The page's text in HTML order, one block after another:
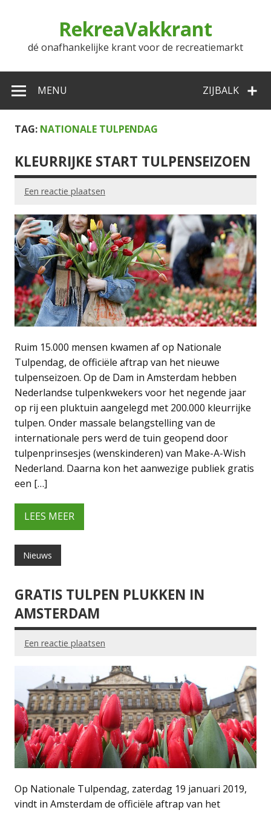
RekreaVakkrant
dé onafhankelijke krant voor de recreatiemarkt
ZIJBALK
MENU
TAG: NATIONALE TULPENDAG
KLEURRIJKE START TULPENSEIZOEN
Een reactie plaatsen
Ruim 15.000 mensen kwamen af op Nationale
Tulpendag, de officiële aftrap van het nieuwe
tulpenseizoen. Op de Dam in Amsterdam hebben
Nederlandse tulpenkwekers voor het negende jaar
op rij een pluktuin aangelegd met 200.000 kleurrijke
tulpen. Onder massale belangstelling van de
internationale pers werd de tuin geopend door
tulpenprinsesjes (wenskinderen) van Make-A-Wish
Nederland. Daarna kon het aanwezige publiek gratis
een […]
LEES MEER
Nieuws
GRATIS TULPEN PLUKKEN IN
AMSTERDAM
Een reactie plaatsen
Op Nationale Tulpendag, zaterdag 19 januari 2019,
vindt in Amsterdam de officiële aftrap van het